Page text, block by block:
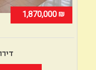
1,870,000 ₪